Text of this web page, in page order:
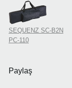
SEQUENZ SC-B2N
PC-110
Paylaş